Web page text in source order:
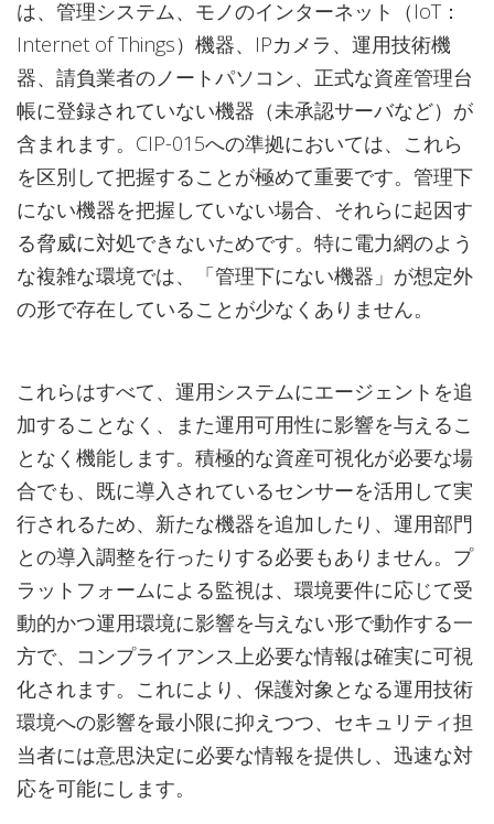
は、管理システム、モノのインターネット（IoT：
Internet of Things）機器、IPカメラ、運用技術機
器、請負業者のノートパソコン、正式な資産管理台
帳に登録されていない機器（未承認サーバなど）が
含まれます。CIP-015への準拠においては、これら
を区別して把握することが極めて重要です。管理下
にない機器を把握していない場合、それらに起因す
る脅威に対処できないためです。特に電力網のよう
な複雑な環境では、「管理下にない機器」が想定外
の形で存在していることが少なくありません。
これらはすべて、運用システムにエージェントを追
加することなく、また運用可用性に影響を与えるこ
となく機能します。積極的な資産可視化が必要な場
合でも、既に導入されているセンサーを活用して実
行されるため、新たな機器を追加したり、運用部門
との導入調整を行ったりする必要もありません。プ
ラットフォームによる監視は、環境要件に応じて受
動的かつ運用環境に影響を与えない形で動作する一
方で、コンプライアンス上必要な情報は確実に可視
化されます。これにより、保護対象となる運用技術
環境への影響を最小限に抑えつつ、セキュリティ担
当者には意思決定に必要な情報を提供し、迅速な対
応を可能にします。